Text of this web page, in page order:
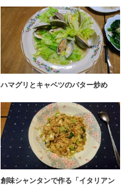
ハマグリとキャベツのバター炒め
創味シャンタンで作る「イタリアン